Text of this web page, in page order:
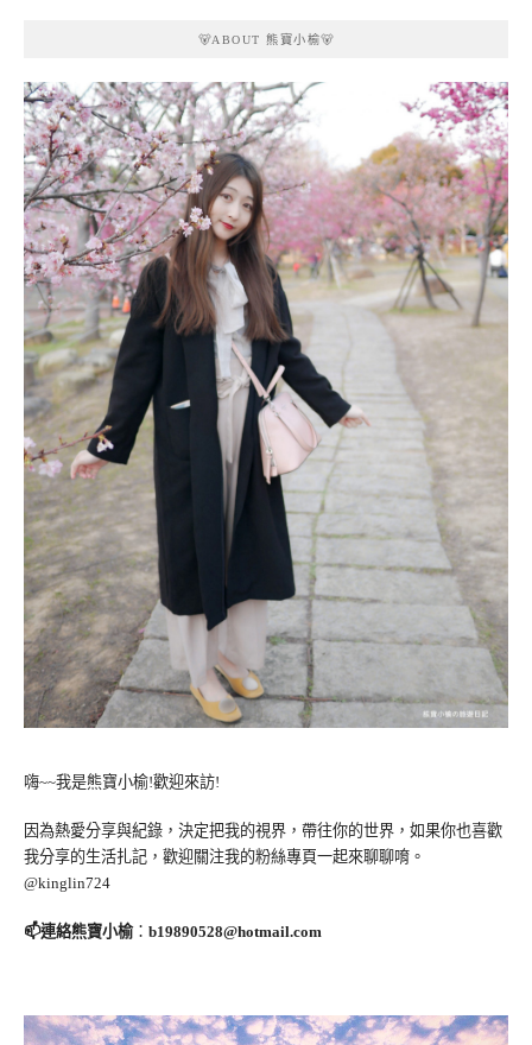
🐻ABOUT 熊寶小榆🐻
嗨~~我是熊寶小榆!歡迎來訪!
因為熱愛分享與紀錄，決定把我的視界，帶往你的世界，如果你也喜歡
我分享的生活扎記，歡迎關注我的粉絲專頁一起來聊聊唷。
@kinglin724
📫連絡熊寶小榆： b19890528@hotmail.com